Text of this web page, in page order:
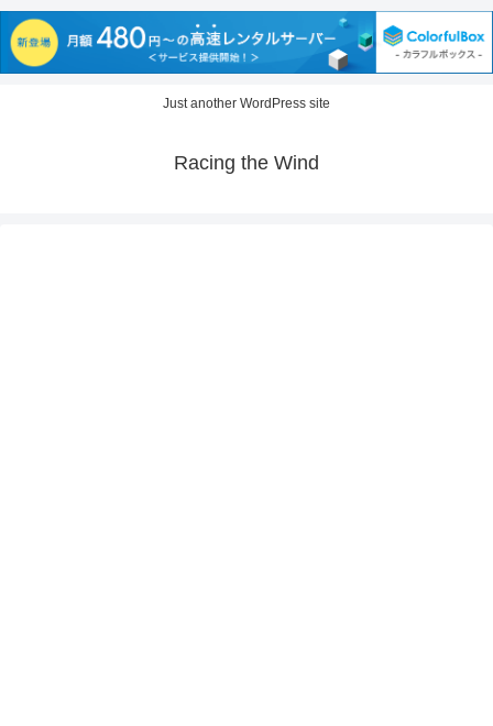
Just another WordPress site
Racing the Wind